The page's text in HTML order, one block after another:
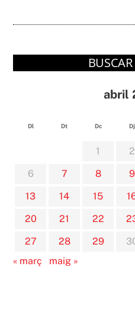
abril
Dl Dt Dc Dj
1 2
6
7 8 9
13
14 15
20
21 22
27
28 29
« març
maig »